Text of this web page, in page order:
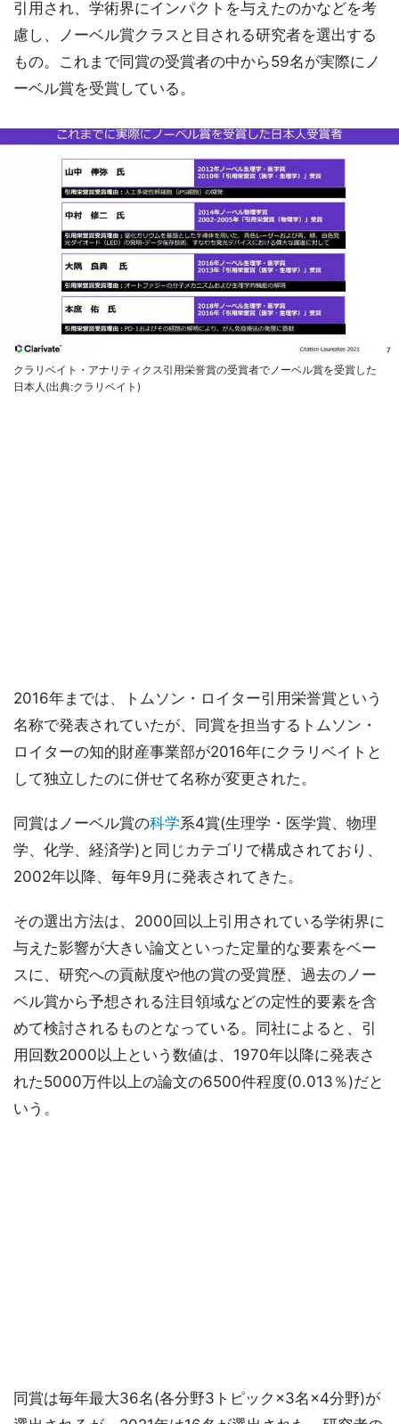
引用され、学術界にインパクトを与えたのかなどを考
慮し、ノーベル賞クラスと目される研究者を選出する
もの。これまで同賞の受賞者の中から59名が実際にノ
ーベル賞を受賞している。
クラリベイト・アナリティクス引用栄誉賞の受賞者でノーベル賞を受賞した
日本人(出典:クラリベイト)
2016年までは、トムソン・ロイター引用栄誉賞という
名称で発表されていたが、同賞を担当するトムソン・
ロイターの知的財産事業部が2016年にクラリベイトと
して独立したのに併せて名称が変更された。
同賞はノーベル賞の科学系4賞(生理学・医学賞、物理
学、化学、経済学)と同じカテゴリで構成されており、
2002年以降、毎年9月に発表されてきた。
その選出方法は、2000回以上引用されている学術界に
与えた影響が大きい論文といった定量的な要素をベー
スに、研究への貢献度や他の賞の受賞歴、過去のノー
ベル賞から予想される注目領域などの定性的要素を含
めて検討されるものとなっている。同社によると、引
用回数2000以上という数値は、1970年以降に発表さ
れた5000万件以上の論文の6500件程度(0.013％)だと
いう。
同賞は毎年最大36名(各分野3トピック×3名×4分野)が